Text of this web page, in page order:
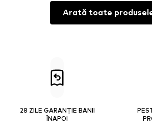
Arată toate
28 ZILE GARANȚIE BANII
ÎNAPOI